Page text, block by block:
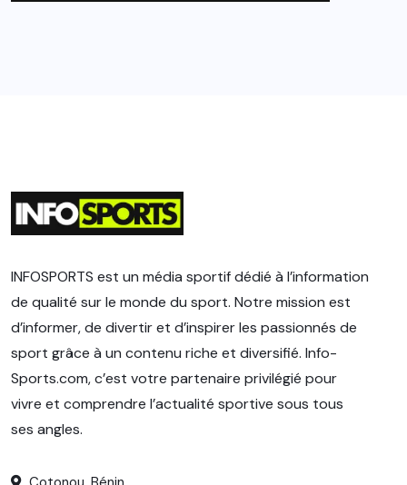
INFOSPORTS est un média sportif dédié à l’information
de qualité sur le monde du sport. Notre mission est
d’informer, de divertir et d’inspirer les passionnés de
sport grâce à un contenu riche et diversifié. Info-
Sports.com, c’est votre partenaire privilégié pour
vivre et comprendre l’actualité sportive sous tous
ses angles.